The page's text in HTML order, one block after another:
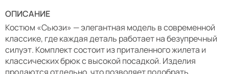
ОПИСАНИЕ
Костюм «Сьюзи» — элегантная модель в современной
классике, где каждая деталь работает на безупречный
силуэт. Комплект состоит из приталенного жилета и
классических брюк с высокой посадкой. Изделия